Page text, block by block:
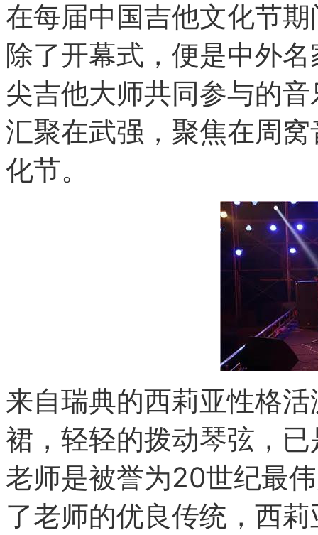
在每届中国吉他文化节
除了开幕式，便是中外
尖吉他大师共同参与的
汇聚在武强，聚焦在周
化节。
来自瑞典的西莉亚性格
裙，轻轻的拨动琴弦，
老师是被誉为20世纪最
了老师的优良传统，西